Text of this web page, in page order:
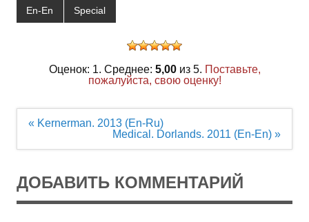
En-En Special
Оценок: 1. Среднее: 5,00из 5. Поставьте,
пожалуйста, свою оценку!
Навигация
« Kernerman. 2013 (En-Ru)
Medical. Dorlands. 2011 (En-En) »
ДОБАВИТЬ КОММЕНТАРИЙ